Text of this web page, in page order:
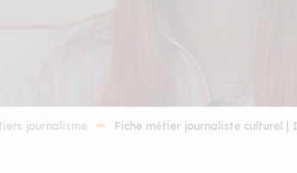
journalisme Fiche métier journaliste culturel |